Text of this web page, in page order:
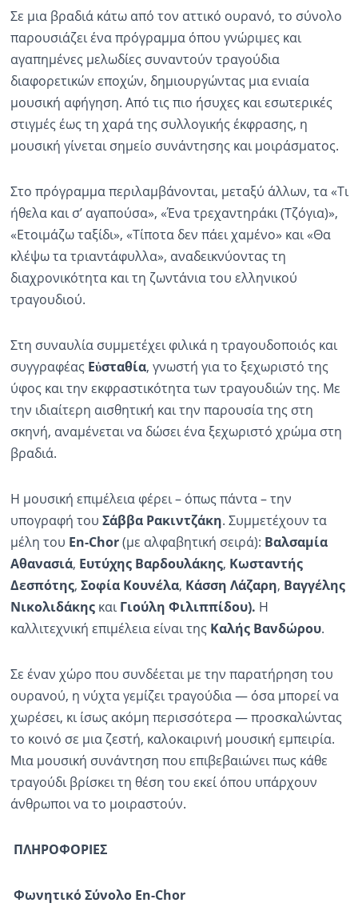
Σε μια βραδιά κάτω από τον αττικό ουρανό, το σύνολο
παρουσιάζει ένα πρόγραμμα όπου γνώριμες και
αγαπημένες μελωδίες συναντούν τραγούδια
διαφορετικών εποχών, δημιουργώντας μια ενιαία
μουσική αφήγηση. Από τις πιο ήσυχες και εσωτερικές
στιγμές έως τη χαρά της συλλογικής έκφρασης, η
μουσική γίνεται σημείο συνάντησης και μοιράσματος.
Στο πρόγραμμα περιλαμβάνονται, μεταξύ άλλων, τα «Τι
ήθελα και σ’ αγαπούσα», «Ένα τρεχαντηράκι (Τζόγια)»,
«Ετοιμάζω ταξίδι», «Τίποτα δεν πάει χαμένο» και «Θα
κλέψω τα τριαντάφυλλα», αναδεικνύοντας τη
διαχρονικότητα και τη ζωντάνια του ελληνικού
τραγουδιού.
Στη συναυλία συμμετέχει φιλικά η τραγουδοποιός και
συγγραφέας Εὐσταθία, γνωστή για το ξεχωριστό της
ύφος και την εκφραστικότητα των τραγουδιών της. Με
την ιδιαίτερη αισθητική και την παρουσία της στη
σκηνή, αναμένεται να δώσει ένα ξεχωριστό χρώμα στη
βραδιά.
Η μουσική επιμέλεια φέρει – όπως πάντα – την
υπογραφή του Σάββα Ρακιντζάκη. Συμμετέχουν τα
μέλη του En-Chor(με αλφαβητική σειρά): Βαλσαμία
Αθανασιά, Ευτύχης Βαρδουλάκης, Κωσταντής
Δεσπότης, Σοφία Κουνέλα, Κάσση Λάζαρη, Βαγγέλης
Νικολιδάκης καιΓιούλη Φιλιππίδου). Η
καλλιτεχνική επιμέλεια είναι της Καλής Βανδώρου.
Σε έναν χώρο που συνδέεται με την παρατήρηση του
ουρανού, η νύχτα γεμίζει τραγούδια — όσα μπορεί να
χωρέσει, κι ίσως ακόμη περισσότερα — προσκαλώντας
το κοινό σε μια ζεστή, καλοκαιρινή μουσική εμπειρία.
Μια μουσική συνάντηση που επιβεβαιώνει πως κάθε
τραγούδι βρίσκει τη θέση του εκεί όπου υπάρχουν
άνθρωποι να το μοιραστούν.
ΠΛΗΡΟΦΟΡΙΕΣ
Φωνητικό Σύνολο En-Chor